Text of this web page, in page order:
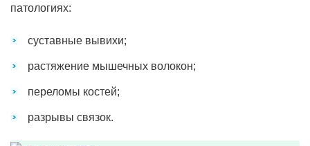
патологиях:
суставные вывихи;
растяжение мышечных волокон;
переломы костей;
разрывы связок.